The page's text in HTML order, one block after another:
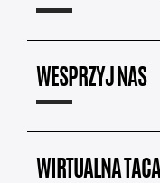
WESPRZYJ NAS
WIRTUALNA TACA